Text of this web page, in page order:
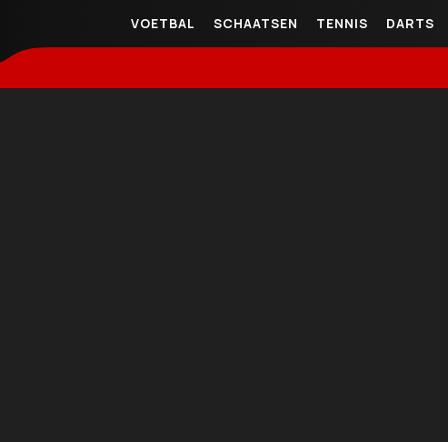
VOETBAL SCHAATSEN TENNIS DARTS